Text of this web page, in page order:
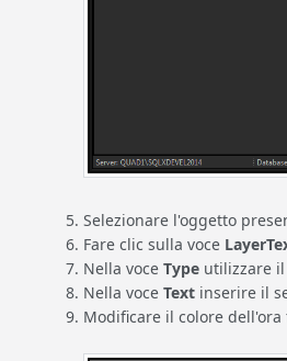
Selezionare l'oggetto
Fare clic sulla voce
Nella voce Type utilizzare
Nella voce Text inserire il
Modificare il colore dell'ora